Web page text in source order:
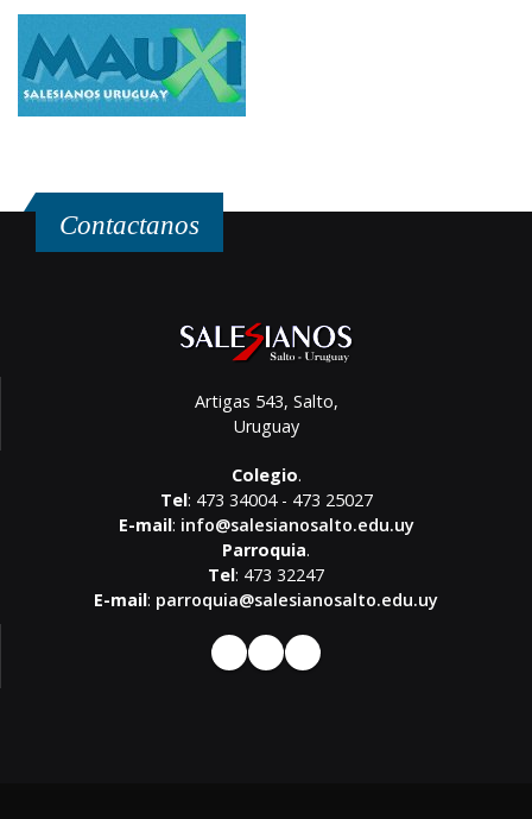
Contactanos
Artigas 543, Salto,
Uruguay
Colegio.
Tel: 473 34004 - 473 25027
E-mail: info@salesianosalto.edu.uy
Parroquia.
Tel: 473 32247
E-mail: parroquia@salesianosalto.edu.uy